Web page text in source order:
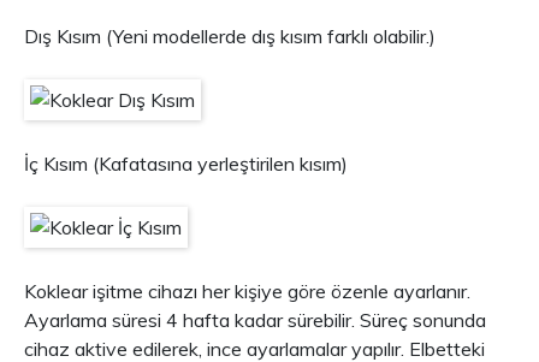
Dış Kısım (Yeni modellerde dış kısım farklı olabilir.)
İç Kısım (Kafatasına yerleştirilen kısım)
Koklear işitme cihazı her kişiye göre özenle ayarlanır.
Ayarlama süresi 4 hafta kadar sürebilir. Süreç sonunda
cihaz aktive edilerek, ince ayarlamalar yapılır. Elbetteki